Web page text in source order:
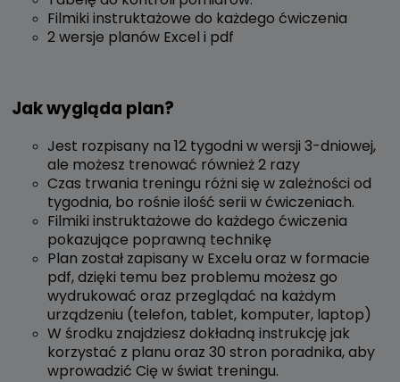
Filmiki instruktażowe do każdego ćwiczenia
2 wersje planów Excel i pdf
Jak wygląda plan?
Jest rozpisany na 12 tygodni w wersji 3-dniowej,
ale możesz trenować również 2 razy
Czas trwania treningu różni się w zależności od
tygodnia, bo rośnie ilość serii w ćwiczeniach.
Filmiki instruktażowe do każdego ćwiczenia
pokazujące poprawną technikę
Plan został zapisany w Excelu oraz w formacie
pdf, dzięki temu bez problemu możesz go
wydrukować oraz przeglądać na każdym
urządzeniu (telefon, tablet, komputer, laptop)
W środku znajdziesz dokładną instrukcję jak
korzystać z planu oraz 30 stron poradnika, aby
wprowadzić Cię w świat treningu.